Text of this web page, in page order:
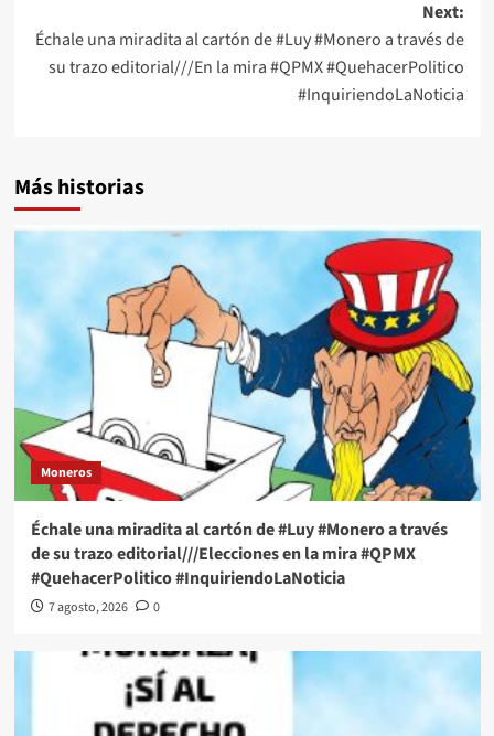
Next:
Échale una miradita al cartón de #Luy #Monero a través de
su trazo editorial///En la mira #QPMX #QuehacerPolitico
#InquiriendoLaNoticia
Más historias
Moneros
Échale una miradita al cartón de #Luy #Monero a través
de su trazo editorial///Elecciones en la mira #QPMX
#QuehacerPolitico #InquiriendoLaNoticia
7 agosto, 2026 0